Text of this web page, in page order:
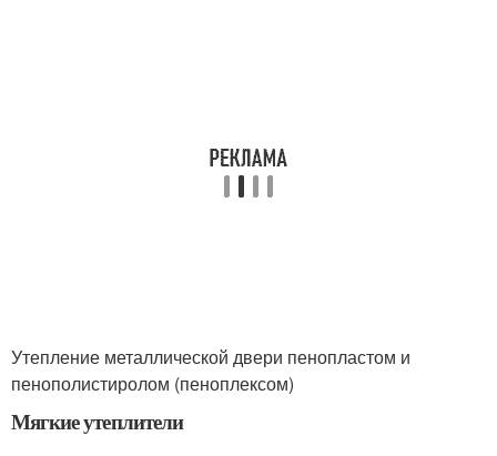
Утепление металлической двери пенопластом и
пенополистиролом (пеноплексом)
Мягкие утеплители